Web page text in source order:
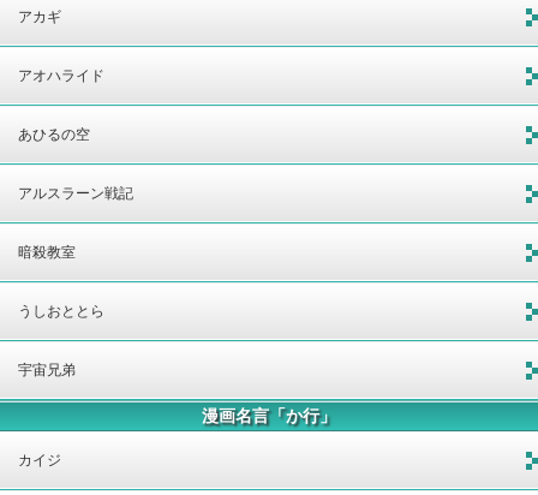
アカギ
アオハライド
あひるの空
アルスラーン戦記
暗殺教室
うしおととら
宇宙兄弟
漫画名言「か行」
カイジ